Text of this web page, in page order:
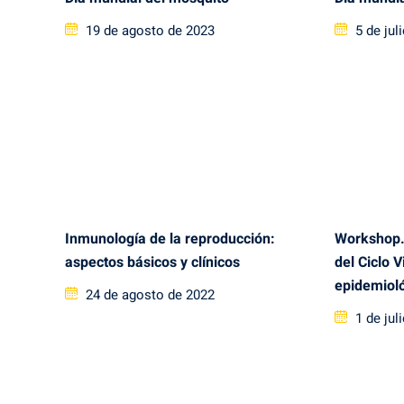
Posted
19 de agosto de 2023
Posted
5 de
Inmunología de la reproducción:
aspectos básicos y clínicos
Posted
24 de agosto de 2022
del Ciclo
Posted
1 de